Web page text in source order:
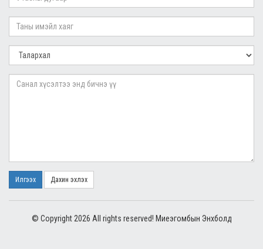
Илгээх Дахин эхлэх
© Copyright 2026 All rights reserved! Миеэгомбын Энхболд